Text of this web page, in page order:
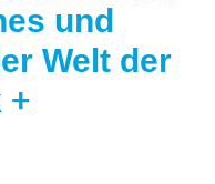
und
Welt der
+